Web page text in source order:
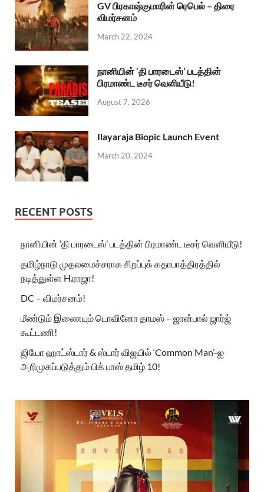
GV பிரகாஷ்குமாரின் ரெபெல் – திரை
விமர்சனம்
March 22, 2024
நானியின் ‘தி பாரடைஸ்’ படத்தின்
பிரமாண்ட டீசர் வெளியீடு!
August 7, 2026
Ilayaraja Biopic Launch Event
March 20, 2024
RECENT POSTS
நானியின் ‘தி பாரடைஸ்’ படத்தின் பிரமாண்ட டீசர் வெளியீடு!
தமிழ்நாடு முதலமைச்சராக சிறப்புக் கதாபாத்திரத்தில்
நடித்துள்ள H.ராஜா!
DC – விமர்சனம்!
மீண்டும் இணையும் டொவினோ தாமஸ் – ஜான்பால் ஜார்ஜ்
கூட்டணி!
ஜியோ ஹாட்ஸ்டார் & ஸ்டார் விஜயில் ‘Common Man’-ஐ
அறிமுகப்படுத்தும் பிக் பாஸ் தமிழ் 10!